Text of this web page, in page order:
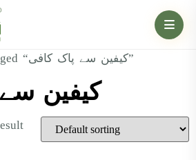
/ Products tagged “کیفین سے پاک کافی”
کیفین